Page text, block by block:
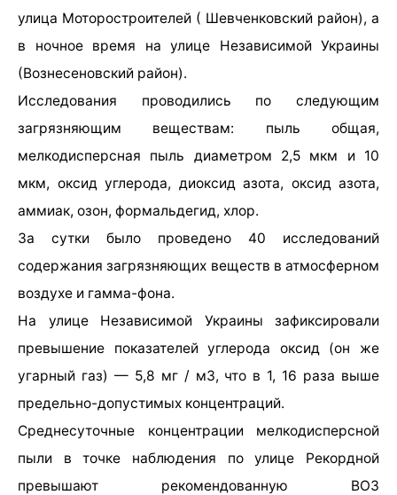
улица Моторостроителей ( Шевченковский район), а
в ночное время на улице Независимой Украины
(Вознесеновский район).
Исследования проводились по следующим
загрязняющим веществам: пыль общая,
мелкодисперсная пыль диаметром 2,5 мкм и 10
мкм, оксид углерода, диоксид азота, оксид азота,
аммиак, озон, формальдегид, хлор.
За сутки было проведено 40 исследований
содержания загрязняющих веществ в атмосферном
воздухе и гамма-фона.
На улице Независимой Украины зафиксировали
превышение показателей углерода оксид (он же
угарный газ) — 5,8 мг / м3, что в 1, 16 раза выше
предельно-допустимых концентраций.
Среднесуточные концентрации мелкодисперсной
пыли в точке наблюдения по улице Рекордной
превышают рекомендованную ВОЗ